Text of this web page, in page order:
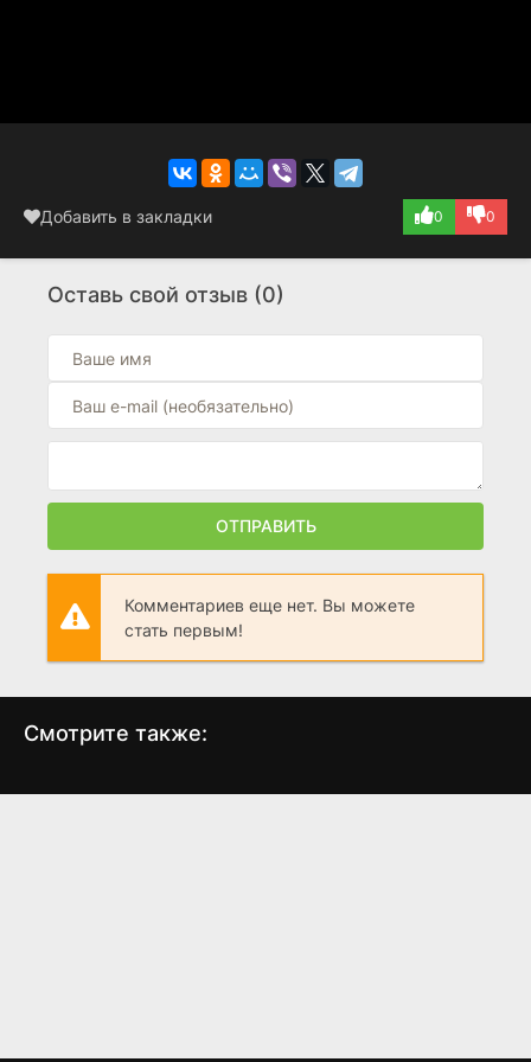
Добавить в закладки 0 0
Оставь свой отзыв (0)
ОТПРАВИТЬ
Комментариев еще нет. Вы можете
стать первым!
Смотрите также:
Алькатрас
Мой кровавый